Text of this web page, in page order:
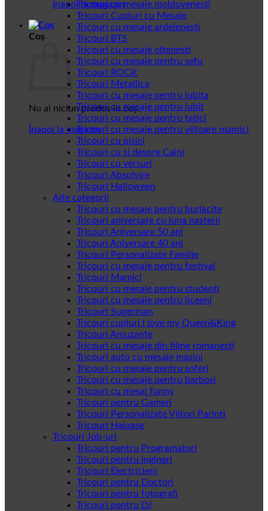
Înapoi la magazin
Coș
Nu ai niciun produs în coș.
Înapoi la magazin
Tricouri cu mesaje moldovenesti
Tricouri Cupluri cu Mesaje
Tricouri cu mesaje ardelenesti
Tricouri BTS
Tricouri cu mesaje oltenesti
Tricouri cu mesaje pentru sefu
Tricouri ROCK
Tricouri Metallica
Tricouri cu mesaje pentru iubita
Tricouri cu mesaje pentru iubit
Tricouri cu mesaje pentru tatici
Tricouri cu mesaje pentru viitoare mamici
Tricouri cu pisici
Tricouri cu si despre Caini
Tricouri cu versuri
Tricouri Absolvire
Tricouri Halloween
Alte categorii
Tricouri cu mesaje pentru burlacite
Tricouri aniversare cu luna nasterii
Tricouri Aniversare 50 ani
Tricouri Aniversare 40 ani
Tricouri Personalizate Familie
Tricouri cu mesaje pentru festival
Tricouri Mamici
Tricouri cu mesaje pentru studenti
Tricouri cu mesaje pentru liceeni
Tricouri Superman
Tricouri cupluri I love my Queen&King
Tricouri Amuzante
Tricouri cu mesaje din filme romanesti
Tricouri auto cu mesaje masini
Tricouri cu mesaje pentru soferi
Tricouri cu mesaje pentru barbosi
Tricouri cu mesaj funny
Tricouri pentru Gameri
Tricouri Personalizate Viitori Parinti
Tricouri Haioase
Tricouri Job-uri
Tricouri pentru Programatori
Tricouri pentru ingineri
Tricouri Electricieni
Tricouri pentru Doctori
Tricouri pentru fotografi
Tricouri pentru DJ